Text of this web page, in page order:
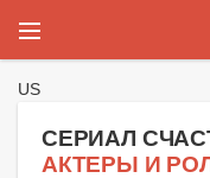
US
СЕРИАЛ
АКТЕРЫ И